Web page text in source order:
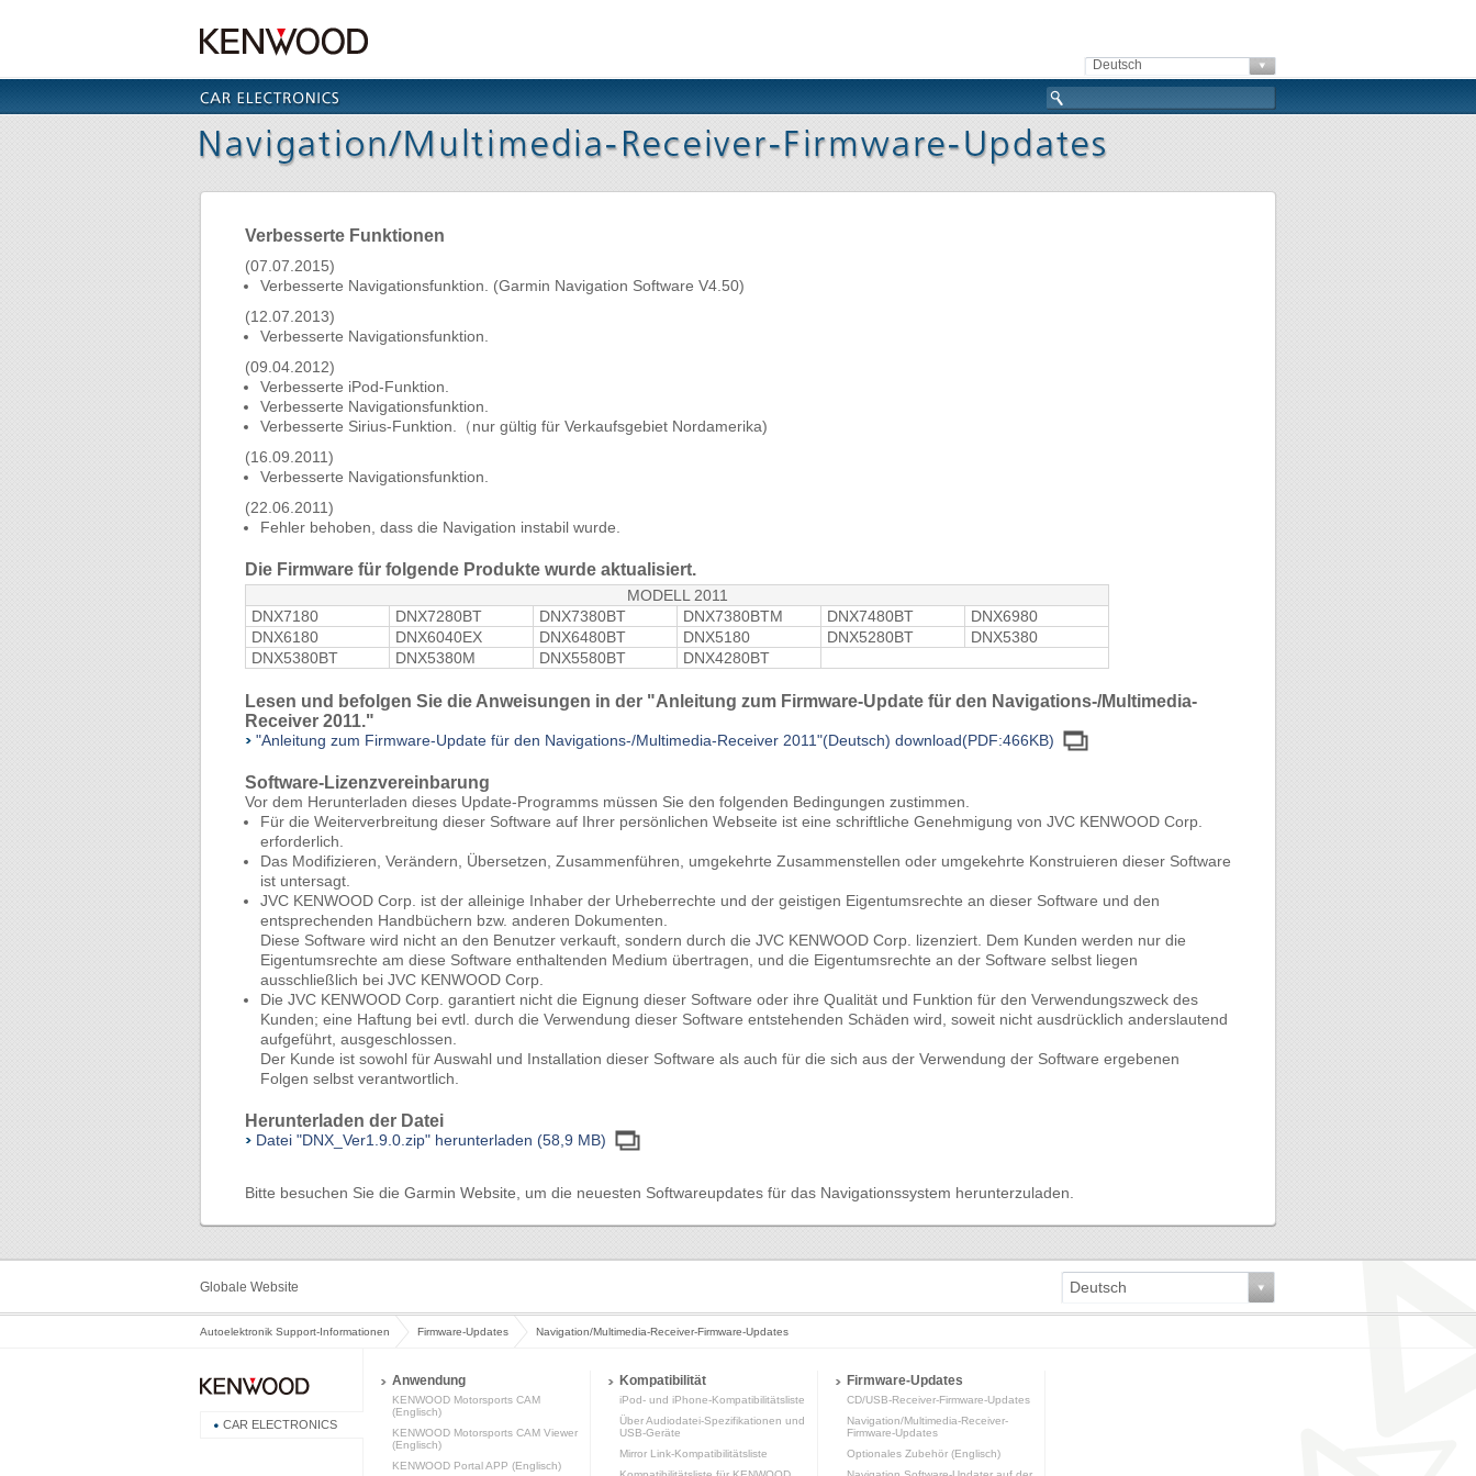
Deutsch
Verbesserte Funktionen
(07.07.2015)
Verbesserte Navigationsfunktion. (Garmin Navigation Software V4.50)
(12.07.2013)
Verbesserte Navigationsfunktion.
(09.04.2012)
Verbesserte iPod-Funktion.
Verbesserte Navigationsfunktion.
Verbesserte Sirius-Funktion.（nur gültig für Verkaufsgebiet Nordamerika)
(16.09.2011)
Verbesserte Navigationsfunktion.
(22.06.2011)
Fehler behoben, dass die Navigation instabil wurde.
Die Firmware für folgende Produkte wurde aktualisiert.
MODELL 2011
DNX7180
DNX7280BT DNX7380BT DNX7380BTM DNX7480BT
DNX6980
DNX6180
DNX6040EX DNX6480BT DNX5180 DNX5280BT
DNX5380
DNX5380BT
DNX5380M DNX5580BT DNX4280BT
Lesen und befolgen Sie die Anweisungen in der "Anleitung zum Firmware-Update für den Navigations-/Multimedia-
Receiver 2011."
"Anleitung zum Firmware-Update für den Navigations-/Multimedia-Receiver 2011"(Deutsch) download(PDF:466KB)
Software-Lizenzvereinbarung
Vor dem Herunterladen dieses Update-Programms müssen Sie den folgenden Bedingungen zustimmen.
Für die Weiterverbreitung dieser Software auf Ihrer persönlichen Webseite ist eine schriftliche Genehmigung von JVC KENWOOD Corp.
erforderlich.
Das Modifizieren, Verändern, Übersetzen, Zusammenführen, umgekehrte Zusammenstellen oder umgekehrte Konstruieren dieser Software
ist untersagt.
JVC KENWOOD Corp. ist der alleinige Inhaber der Urheberrechte und der geistigen Eigentumsrechte an dieser Software und den
entsprechenden Handbüchern bzw. anderen Dokumenten.
Diese Software wird nicht an den Benutzer verkauft, sondern durch die JVC KENWOOD Corp. lizenziert. Dem Kunden werden nur die
Eigentumsrechte am diese Software enthaltenden Medium übertragen, und die Eigentumsrechte an der Software selbst liegen
ausschließlich bei JVC KENWOOD Corp.
Die JVC KENWOOD Corp. garantiert nicht die Eignung dieser Software oder ihre Qualität und Funktion für den Verwendungszweck des
Kunden; eine Haftung bei evtl. durch die Verwendung dieser Software entstehenden Schäden wird, soweit nicht ausdrücklich anderslautend
aufgeführt, ausgeschlossen.
Der Kunde ist sowohl für Auswahl und Installation dieser Software als auch für die sich aus der Verwendung der Software ergebenen
Folgen selbst verantwortlich.
Herunterladen der Datei
Datei "DNX_Ver1.9.0.zip" herunterladen (58,9 MB)
Bitte besuchen Sie die Garmin Website , um die neuesten Softwareupdates für das Navigationssystem herunterzuladen.
Globale Website Deutsch
Autoelektronik Support-Informationen Firmware-Updates Navigation/Multimedia-Receiver-Firmware-Updates
CAR ELECTRONICS
Anwendung
KENWOOD Motorsports CAM
(Englisch)
KENWOOD Motorsports CAM Viewer
(Englisch)
KENWOOD Portal APP (Englisch)
Kompatibilität
iPod- und iPhone-Kompatibilitätsliste
Über Audiodatei-Spezifikationen und
USB-Geräte
Mirror Link-Kompatibilitätsliste
Firmware-Updates
CD/USB-Receiver-Firmware-Updates
Navigation/Multimedia-Receiver-
Firmware-Updates
Optionales Zubehör (Englisch)